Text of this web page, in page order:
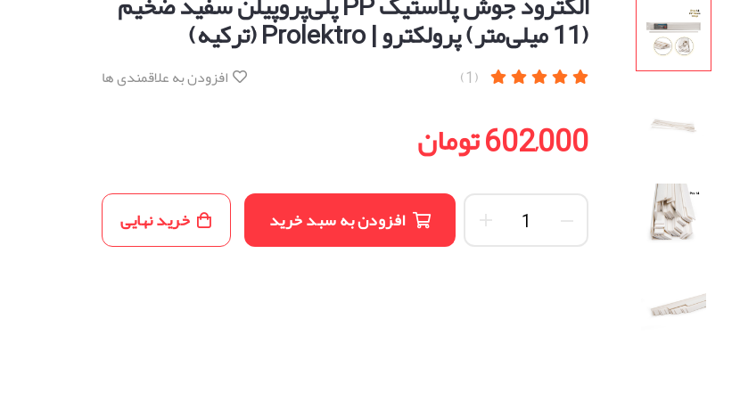
(11 میلی‌متر) پرولکترو | Prolektro (ترکیه)
(1) افزودن به علاقمندی ها
602,000 تومان
افزودن به سبد خرید خرید نهایی